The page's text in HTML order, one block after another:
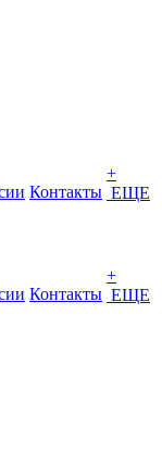
Контакты
+
ЕЩЕ
Контакты
+
ЕЩЕ